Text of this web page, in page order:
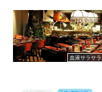
血液サラサラ